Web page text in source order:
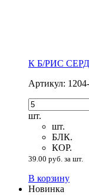
К Б/РИС
Артикул:
шт.
шт.
БЛК.
КОР.
39.00 руб. за шт.
В корзину
Новинка